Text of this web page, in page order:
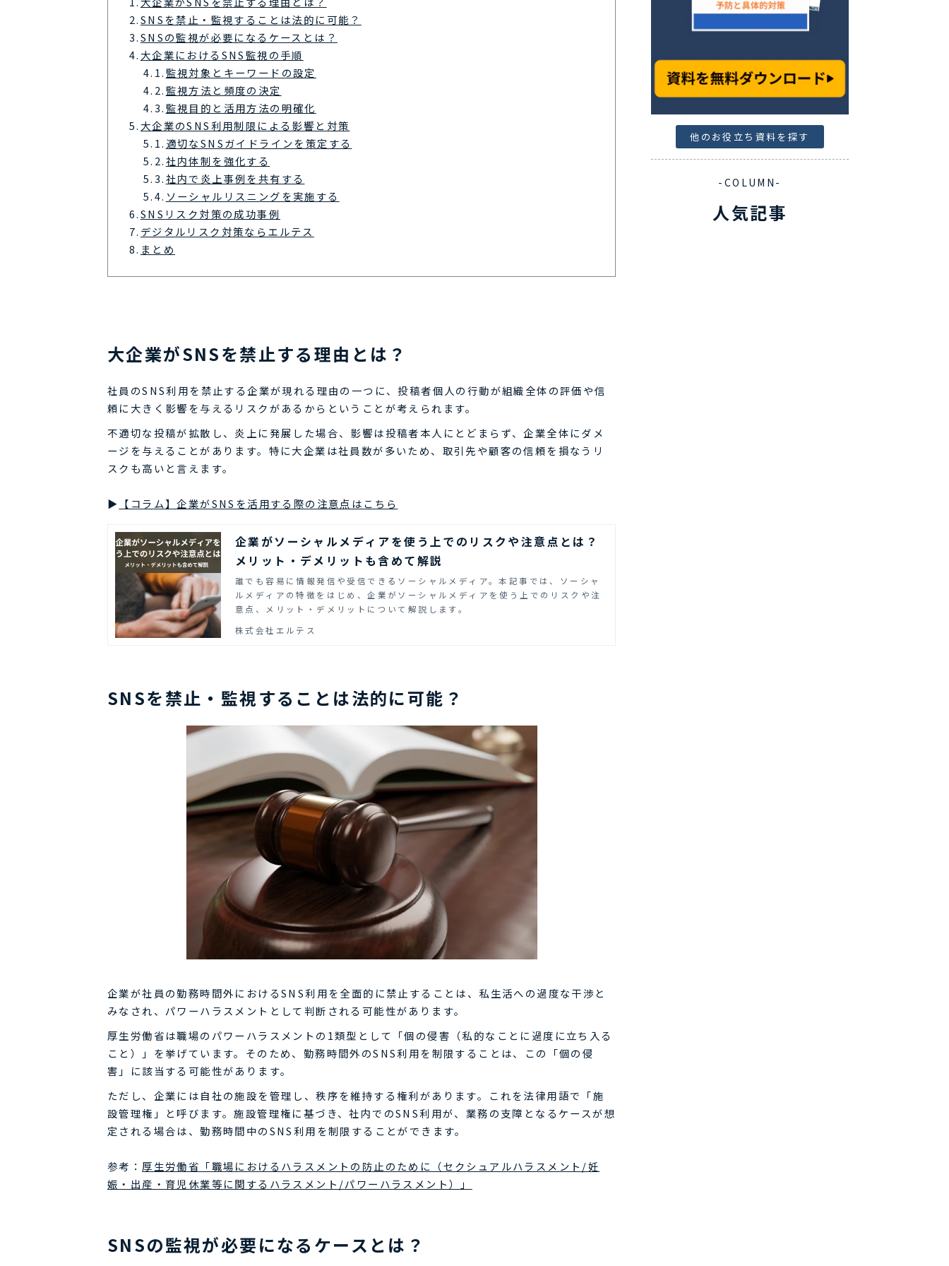
2.SNSを禁止・監視することは法的に可能？
3.SNSの監視が必要になるケースとは？
4. 大企業におけるSNS監視の手順
4.1.監視対象とキーワードの設定
4.2.監視方法と頻度の決定
4.3.監視目的と活用方法の明確化
5. 大企業のSNS利用制限による影響と対策
5.1. 適切なSNSガイドラインを策定する
5.2.社内体制を強化する
5.3.社内で炎上事例を共有する
5.4. ソーシャルリスニングを実施する
6.SNSリスク対策の成功事例
7. デジタルリスク対策ならエルテス
8. まとめ
大企業がSNSを禁止する理由とは？
社員のSNS利用を禁止する企業が現れる理由の一つに、投稿者個人の行動が組織全体の評価や信
頼に大きく影響を与えるリスクがあるからということが考えられます。
不適切な投稿が拡散し、炎上に発展した場合、影響は投稿者本人にとどまらず、企業全体にダメ
ージを与えることがあります。特に大企業は社員数が多いため、取引先や顧客の信頼を損なうリ
スクも高いと言えます。
▶ 【コラム】企業がSNSを活用する際の注意点はこちら
企業がソーシャルメディアを使う上でのリスクや注意点とは？
メリット・デメリットも含めて解説
誰でも容易に情報発信や受信できるソーシャルメディア。本記事では、ソーシャ
ルメディアの特徴をはじめ、企業がソーシャルメディアを使う上でのリスクや注
意点、メリット・デメリットについて解説します。
株式会社エルテス
SNSを禁止・監視することは法的に可能？
企業が社員の勤務時間外におけるSNS利用を全面的に禁止することは、私生活への過度な干渉と
みなされ、パワーハラスメントとして判断される可能性があります。
厚生労働省は職場のパワーハラスメントの1類型として「個の侵害（私的なことに過度に立ち入る
こと）」を挙げています。そのため、勤務時間外のSNS利用を制限することは、この「個の侵
害」に該当する可能性があります。
ただし、企業には自社の施設を管理し、秩序を維持する権利があります。これを法律用語で「施
設管理権」と呼びます。施設管理権に基づき、社内でのSNS利用が、業務の支障となるケースが想
定される場合は、勤務時間中のSNS利用を制限することができます。
参考： 厚生労働省「職場におけるハラスメントの防止のために（セクシュアルハラスメント/妊
娠・出産・育児休業等に関するハラスメント/パワーハラスメント）」
SNSの監視が必要になるケースとは？
他のお役立ち資料を探す
-COLUMN-
人気記事